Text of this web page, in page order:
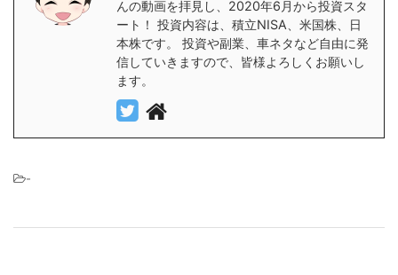
んの動画を拝見し、2020年6月から投資スタ
ート！ 投資内容は、積立NISA、米国株、日
本株です。 投資や副業、車ネタなど自由に発
信していきますので、皆様よろしくお願いし
ます。
-